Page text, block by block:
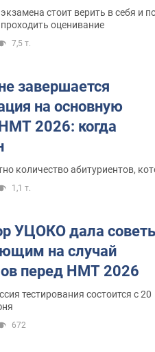
стоит верить в себя и
оценивание
7,5 т.
завершается
на основную
2026: когда
количество абитуриентов,
1,1 т.
УЦОКО дала
на случай
перед НМТ 2026
тестирования состоится с 20
672